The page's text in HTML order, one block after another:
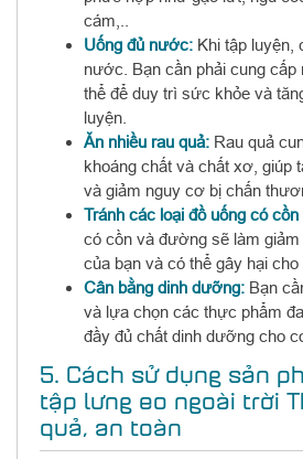
cám,..
Uống đủ nước: Khi tập luyện,
nước. Bạn cần phải cung
thể để duy trì sức khỏe và
luyện.
Ăn nhiều rau quả: Rau quả
khoáng chất và chất xơ, giúp
và giảm nguy cơ bị chấn
Tránh các loại đồ uống có
có cồn và đường sẽ làm giảm
của bạn và có thể gây hại cho
Cân bằng dinh dưỡng: Bạn
và lựa chọn các thực phẩm
đầy đủ chất dinh dưỡng cho
5. Cách sử dụng sản
tập lưng eo ngoài trời
quả, an toàn